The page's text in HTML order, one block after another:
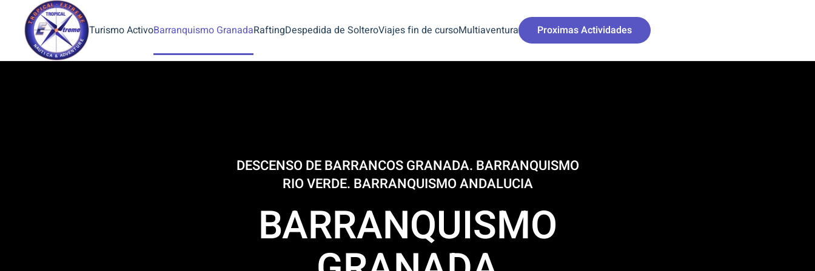
Turismo ActivoBarranquismo GranadaRaftingDespedida de SolteroViajes fin de cursoMultiaventura Proximas Actividades
BARRANQUISMO EN GRANADA. DESCENSO DE BARRANCOS
GRANADA
BARRANQUISMO